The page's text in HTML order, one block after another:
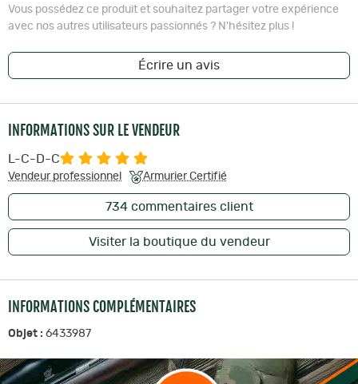
Vous possédez ce produit et souhaitez partager votre expérience
avec nos autres utilisateurs passionnés ? N'hésitez plus !
Écrire un avis
INFORMATIONS SUR LE VENDEUR
L-C-D-C
Vendeur professionnel Armurier Certifié
734commentaires client
Visiter la boutique du vendeur
INFORMATIONS COMPLÉMENTAIRES
Objet : 6433987